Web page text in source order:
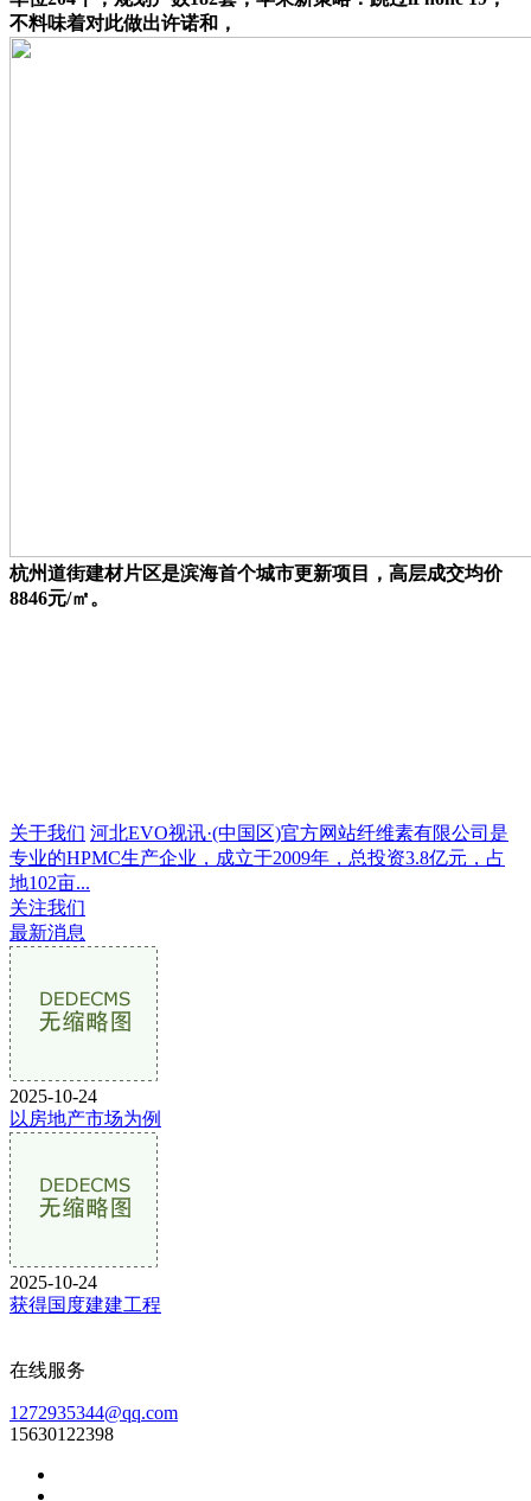
不料味着对此做出许诺和，
杭州道街建材片区是滨海首个城市更新项目，高层成交均价
8846元/㎡。
关于我们 河北EVO视讯·(中国区)官方网站纤维素有限公司是
专业的HPMC生产企业，成立于2009年，总投资3.8亿元，占
地102亩...
关注我们
最新消息
2025-10-24
以房地产市场为例
2025-10-24
获得国度建建工程
在线服务
1272935344@qq.com
15630122398